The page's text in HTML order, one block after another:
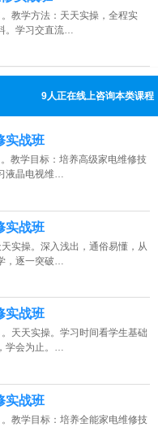
教学方法：天天实操，全程实
。学习交直流…
12人正在线上咨询本类课程
实战班
教学目标：培养高级家电维修技
液晶电视维…
实战班
实操。深入浅出，通俗易懂，从
，逐一突破…
实战班
天天实操。学习时间看学生基础
学会为止。…
实战班
教学目标：培养全能家电维修技